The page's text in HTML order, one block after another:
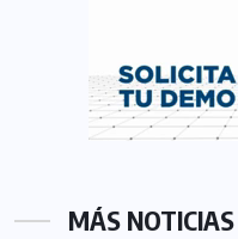
MÁS NOTICIAS